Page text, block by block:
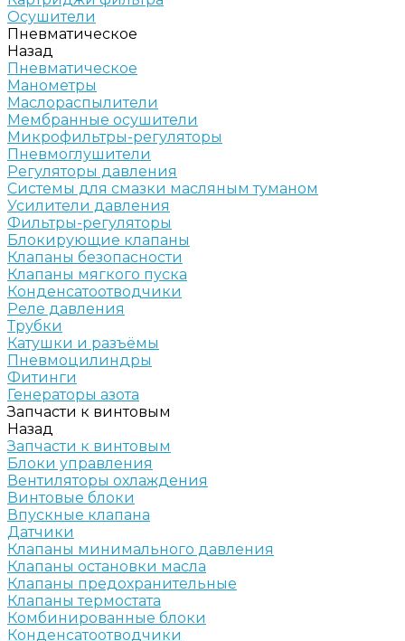
Осушители
Пневматическое
Назад
Пневматическое
Манометры
Маслораспылители
Мембранные осушители
Микрофильтры-регуляторы
Пневмоглушители
Регуляторы давления
Системы для смазки масляным туманом
Усилители давления
Фильтры-регуляторы
Блокирующие клапаны
Клапаны безопасности
Клапаны мягкого пуска
Конденсатоотводчики
Реле давления
Трубки
Катушки и разъёмы
Пневмоцилиндры
Фитинги
Генераторы азота
Запчасти к винтовым
Назад
Запчасти к винтовым
Блоки управления
Вентиляторы охлаждения
Винтовые блоки
Впускные клапана
Датчики
Клапаны минимального давления
Клапаны остановки масла
Клапаны предохранительные
Клапаны термостата
Комбинированные блоки
Конденсатоотводчики